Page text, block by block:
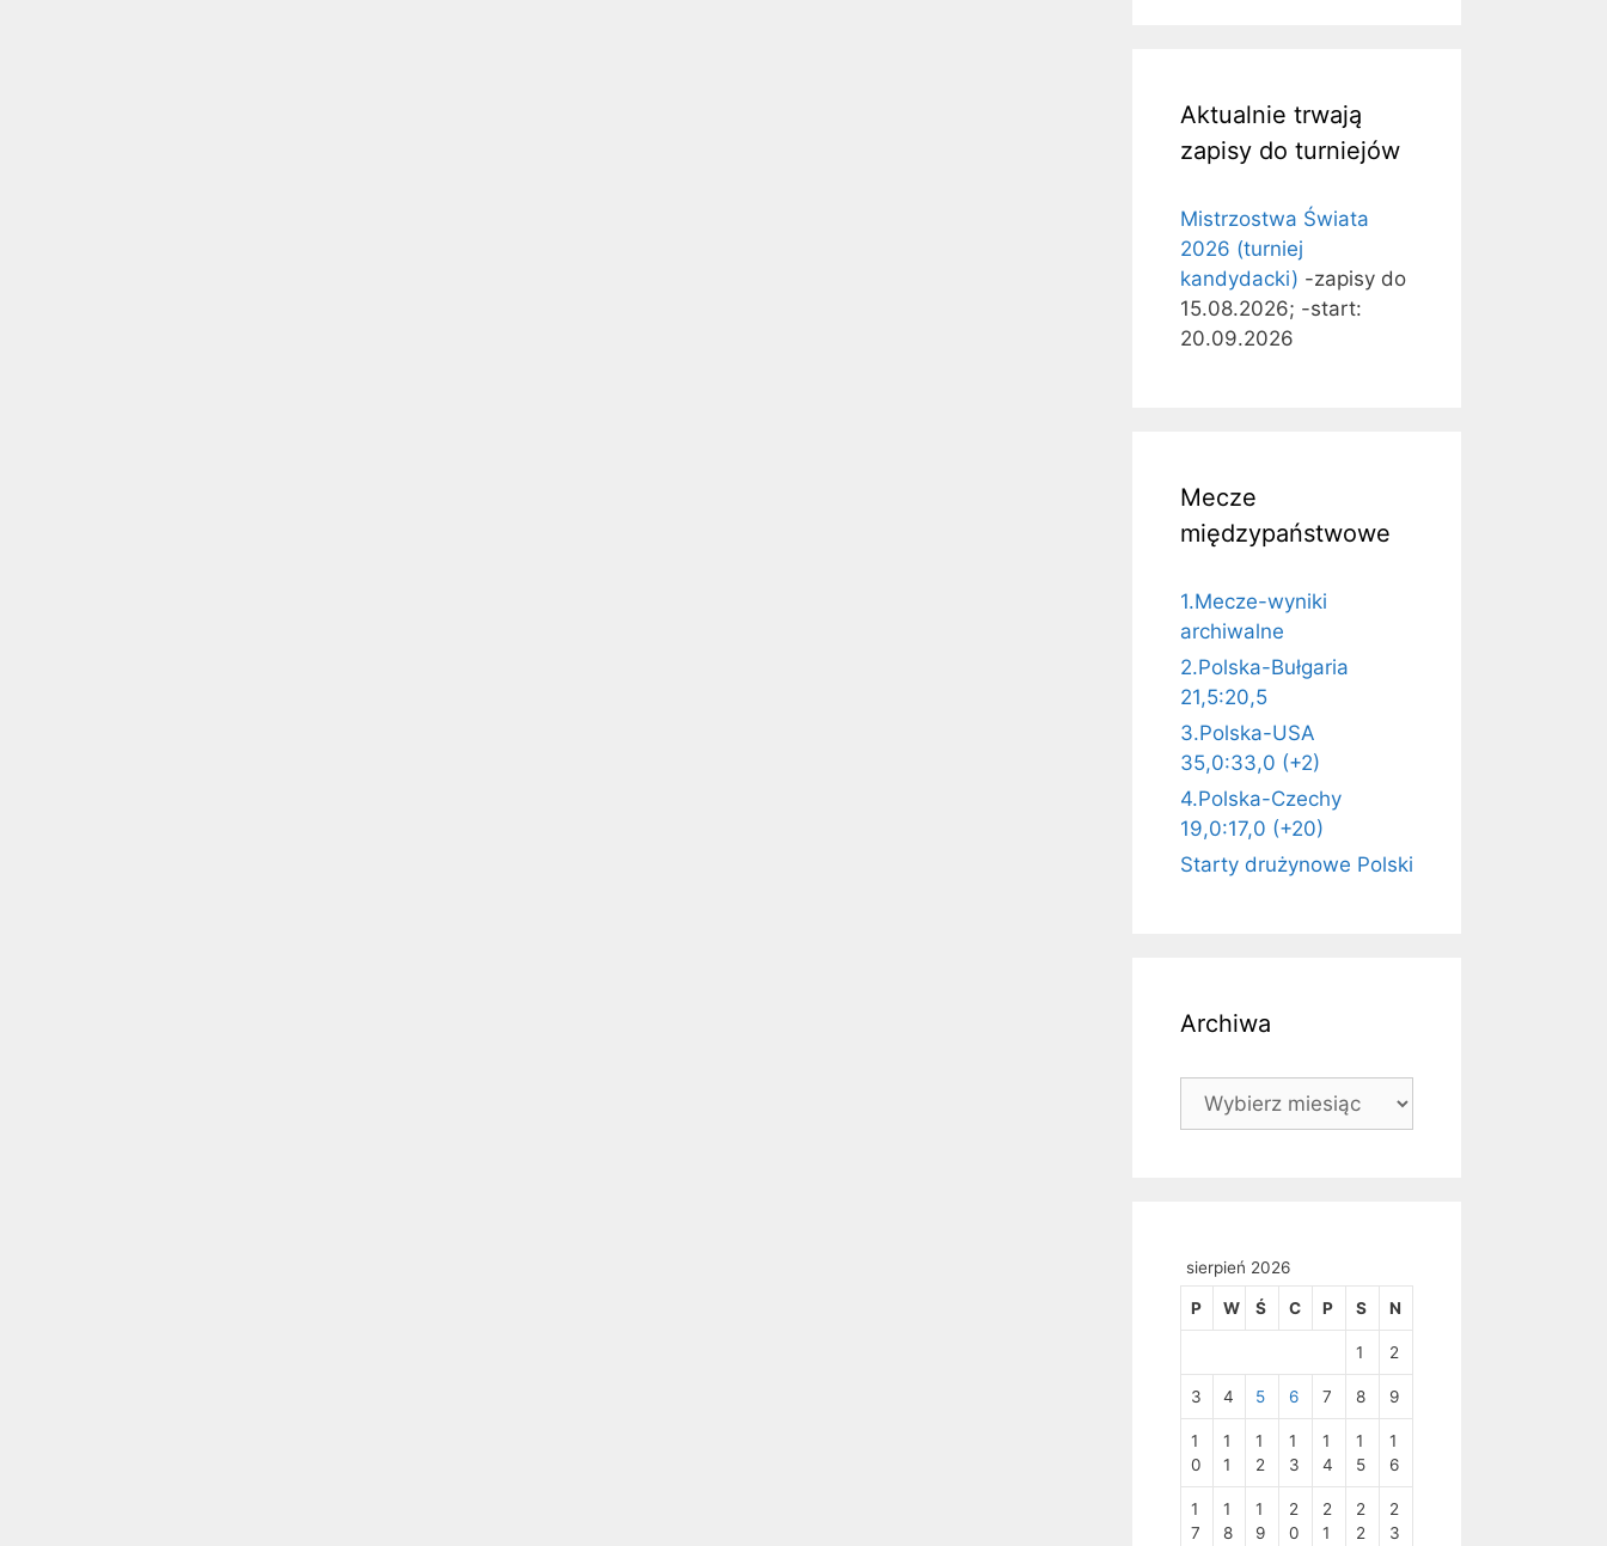
Aktualnie trwają
zapisy do turniejów
Mistrzostwa Świata
2026 (turniej
kandydacki) -zapisy do
15.08.2026; -start:
20.09.2026
Mecze
międzypaństwowe
1.Mecze-wyniki
archiwalne
2.Polska-Bułgaria
21,5:20,5
3.Polska-USA
35,0:33,0 (+2)
4.Polska-Czechy
19,0:17,0 (+20)
Starty drużynowe Polski
Archiwa
Archiwa
sierpień 2026
P W Ś C P S N
1 2
3 4 5 6 7 8 9
1
0
1
1
1
2
1
3
1
4
1
5
1
6
1
7
1
8
1
9
2
0
2
1
2
2
2
3